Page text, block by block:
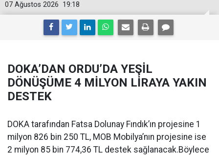
19:18
07 Ağustos 2026
DOKA’DAN ORDU’DA YEŞİL
DÖNÜŞÜME 4 MİLYON LİRAYA YAKIN
DESTEK
DOKA tarafından Fatsa Dolunay Fındık’ın projesine 1
milyon 826 bin 250 TL, MOB Mobilya’nın projesine ise
2 milyon 85 bin 774,36 TL destek sağlanacak.Böylece